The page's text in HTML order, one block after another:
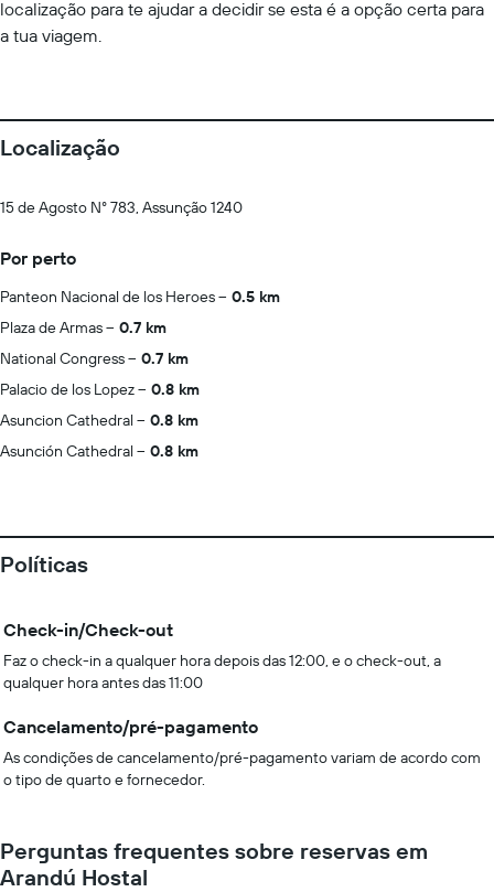
localização para te ajudar a decidir se esta é a opção certa para
a tua viagem.
Localização
15 de Agosto N° 783, Assunção 1240
Por perto
Panteon Nacional de los Heroes
0.5 km
Plaza de Armas
0.7 km
National Congress
0.7 km
Palacio de los Lopez
0.8 km
Asuncion Cathedral
0.8 km
Asunción Cathedral
0.8 km
Políticas
Check-in/Check-out
Faz o check-in a qualquer hora depois das 12:00, e o check-out, a
qualquer hora antes das 11:00
Cancelamento/pré-pagamento
As condições de cancelamento/pré-pagamento variam de acordo com
o tipo de quarto e fornecedor.
Perguntas frequentes sobre reservas em
Arandú Hostal